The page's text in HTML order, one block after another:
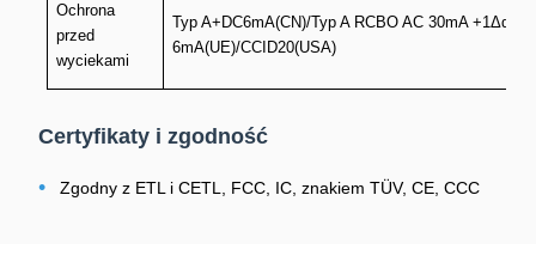
Ochrona
przed
wyciekami
Typ A+DC6mA(CN)/Typ A RCBO AC 30mA +1Δdc
6mA(UE)/CCID20(USA)
Certyfikaty i zgodność
• Zgodny z ETL i CETL, FCC, IC, znakiem TÜV, CE, CCC